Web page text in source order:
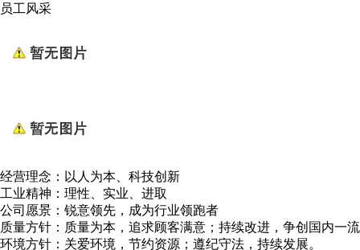
员工风采
经营理念：以人为本、科技创新
工业精神：理性、实业、进取
公司愿景：锐意领先，成为行业领跑者
质量方针：质量为本，追求顾客满意；持续改进，争创国内一流
环境方针：关爱环境，节约资源；遵纪守法，持续发展。